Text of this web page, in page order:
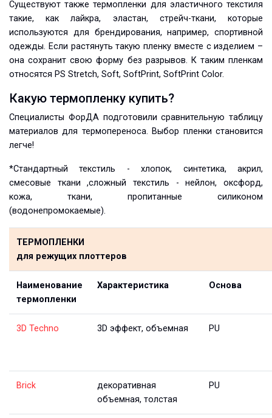
Существуют также термопленки для эластичного текстиля
такие, как лайкра, эластан, стрейч-ткани, которые
используются для брендирования, например, спортивной
одежды. Если растянуть такую пленку вместе с изделием –
она сохранит свою форму без разрывов. К таким пленкам
относятся PS Stretch, Soft, SoftPrint, SoftPrint Color.
Какую термопленку купить?
Специалисты ФорДА подготовили сравнительную таблицу
материалов для термопереноса. Выбор пленки становится
легче!
*Стандартный текстиль - хлопок, синтетика, акрил,
смесовые ткани ,сложный текстиль - нейлон, оксфорд,
кожа, ткани, пропитанные силиконом
(водонепромокаемые).
ТЕРМОПЛЕНКИ
для режущих плоттеров
Наименование
термопленки
Характеристика Основа
3D Techno 3D эффект, объемная PU
Brick
декоративная
объемная, толстая
PU